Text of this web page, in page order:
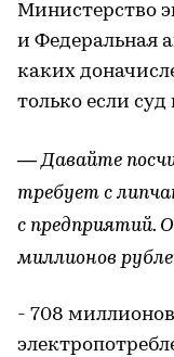
Министерство
и Федеральная
каких
только если
— Давайте
требует с
с предприятий.
миллионов
- 708